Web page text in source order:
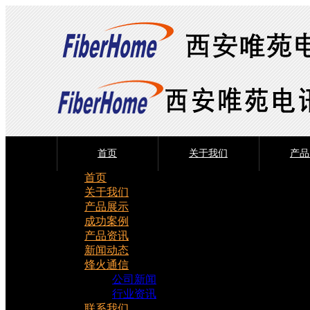
首页 关于我们 产
首页
关于我们
产品展示
成功案例
产品资讯
新闻动态
烽火通信
公司新闻
行业资讯